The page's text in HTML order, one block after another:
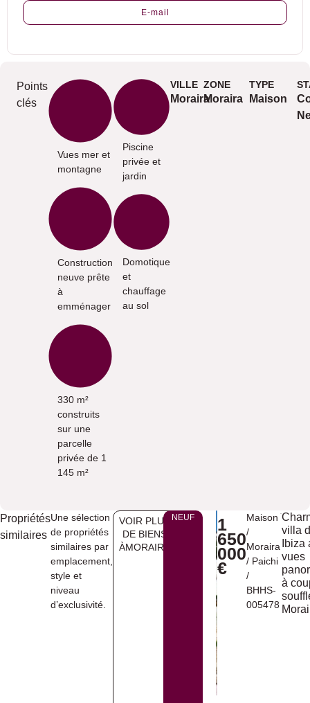
E-mail
Points
clés
Vues mer et
montagne
Construction
neuve prête
à
emménager
330 m²
construits
sur une
parcelle
privée de 1
145 m²
Piscine
privée et
jardin
Domotique
et
chauffage
au sol
VILLE
Moraira
ZONE
Moraira
TYPE
Maison
Propriétés
similaires
Une sélection
de propriétés
similaires par
emplacement,
style et
niveau
d’exclusivité.
VOIR PLUS
DE BIENS
ÀMORAIRA
NEUF 1
650
000
€
Maison
/
Moraira
/ Paichi
/
BHHS-
005478
villa
Ibiza
vues
à